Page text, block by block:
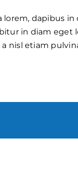
dapibus in
in diam eget
nisl etiam